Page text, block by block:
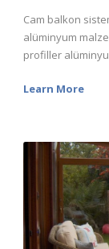
Cam balkon
alüminyum
profiller
Learn More